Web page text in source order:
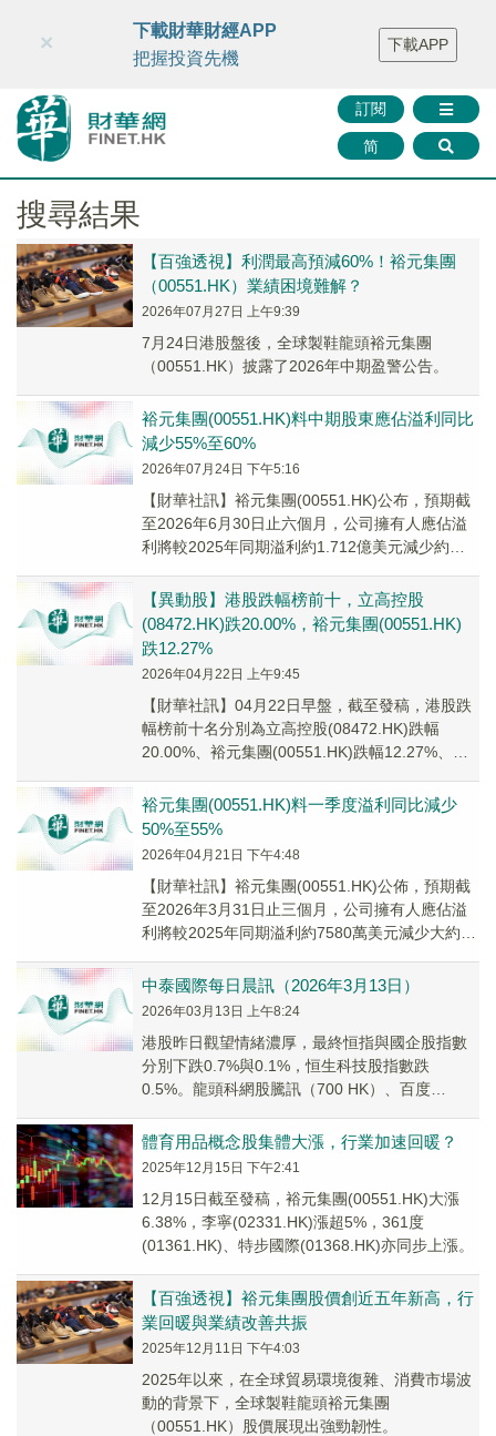
財華智庫網 FINTV FINMETA 財華證券 媒體矩陣
智庫沙龍
聯絡我們
訂閱
简
×
下載財華財經APP
把握投資先機
下載APP
搜尋結果
【百強透視】利潤最高預減60%！裕元集團
（00551.HK）業績困境難解？
2026年07月27日 上午9:39
7月24日港股盤後，全球製鞋龍頭裕元集團
（00551.HK）披露了2026年中期盈警公告。
裕元集團(00551.HK)料中期股東應佔溢利同比
減少55%至60%
2026年07月24日 下午5:16
【財華社訊】裕元集團(00551.HK)公布，預期截
至2026年6月30日止六個月，公司擁有人應佔溢
利將較2025年同期溢利約1.712億美元減少約
【異動股】港股跌幅榜前十，立高控股
(08472.HK)跌20.00%，裕元集團(00551.HK)
跌12.27%
2026年04月22日 上午9:45
【財華社訊】04月22日早盤，截至發稿，港股跌
幅榜前十名分別為立高控股(08472.HK)跌幅
20.00%、裕元集團(00551.HK)跌幅12.27%、南
裕元集團(00551.HK)料一季度溢利同比減少
50%至55%
2026年04月21日 下午4:48
​【財華社訊】裕元集團(00551.HK)公佈，預期截
至2026年3月31日止三個月，公司擁有人應佔溢
利將較2025年同期溢利約7580萬美元減少大約
中泰國際每日晨訊（2026年3月13日）
2026年03月13日 上午8:24
港股昨日觀望情緒濃厚，最終恒指與國企股指數
分別下跌0.7%與0.1%，恒生科技股指數跌
0.5%。龍頭科網股騰訊（700 HK）、百度
體育用品概念股集體大漲，行業加速回暖？
2025年12月15日 下午2:41
12月15日截至發稿，裕元集團(00551.HK)大漲
6.38%，李寧(02331.HK)漲超5%，361度
(01361.HK)、特步國際(01368.HK)亦同步上漲。
【百強透視】裕元集團股價創近五年新高，行
業回暖與業績改善共振
2025年12月11日 下午4:03
2025年以來，在全球貿易環境復雜、消費市場波
動的背景下，全球製鞋龍頭裕元集團
（00551.HK）股價展現出強勁韌性。